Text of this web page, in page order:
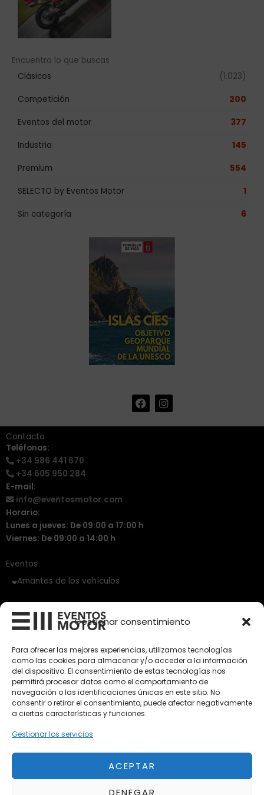
Gestionar consentimiento
Para ofrecer las mejores experiencias, utilizamos tecnologías
como las cookies para almacenar y/o acceder a la información
del dispositivo. El consentimiento de estas tecnologías nos
permitirá procesar datos como el comportamiento de
navegación o las identificaciones únicas en este sitio. No
consentir o retirar el consentimiento, puede afectar negativamente
a ciertas características y funciones.
Gestionar los servicios
ACEPTAR
DENEGAR
Encuentra lo que buscas
Clásicos
(1.023)
Competición 200
Eventos del motor 377
Industria 145
Premium 554
SELECTO by Eventos Motor 1
Sin categoría 6
F
a
e
I
n
t
Contacto
Teléfonos:
+34 986 441 670
+34 605 950 284
E-mail:
info@eventosmotor.com
Horario:
Lunes a jueves: De 09:00 a 17:00 h
Viernes: De 09:00 a 14:00 h
Eventos
Amantes de los vehículos
Vehículos Clásicos
Vehículos Nuevos
Vehículos de Ocasión
Próximos
Eclipse by SELECTO
Del 12/08/2026 al 12/08/2026
Exclusive Top Cars 2026